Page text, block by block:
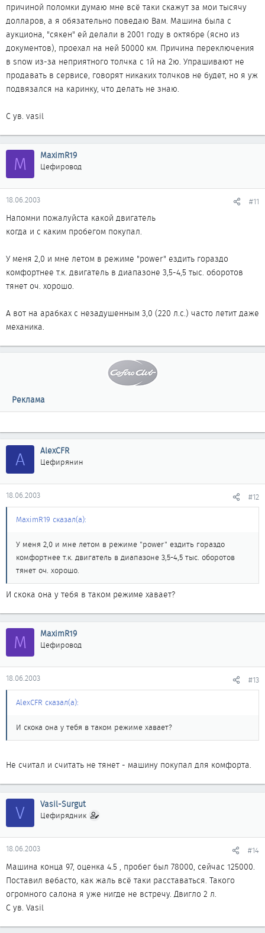
причиной поломки думаю мне всё таки скажут за мои тысячу
долларов, а я обязательно поведаю Вам. Машина была с
аукциона, "сякен" ей делали в 2001 году в октябре (ясно из
документов), проехал на ней 50000 км. Причина переключения
в snow из-за неприятного толчка с 1й на 2ю. Упрашивают не
продавать в сервисе, говорят никаких толчков не будет, но я уж
подвязался на каринку, что делать не знаю.
С ув. vasil
M MaximR19
Цефировод
18.06.2003 #11
Напомни пожалуйста какой двигатель
когда и с каким пробегом покупал.
У меня 2,0 и мне летом в режиме "power" ездить гораздо
комфортнее т.к. двигатель в диапазоне 3,5-4,5 тыс. оборотов
тянет оч. хорошо.
А вот на арабках с незадушенным 3,0 (220 л.с.) часто летит даже
механика.
Реклама
A AlexCFR
Цефирянин
18.06.2003 #12
MaximR19 сказал(а):
У меня 2,0 и мне летом в режиме "power" ездить гораздо
комфортнее т.к. двигатель в диапазоне 3,5-4,5 тыс. оборотов
тянет оч. хорошо.
И скока она у тебя в таком режиме хавает?
M MaximR19
Цефировод
18.06.2003 #13
AlexCFR сказал(а):
И скока она у тебя в таком режиме хавает?
Не считал и считать не тянет - машину покупал для комфорта.
V Vasil-Surgut
Цефирядник
18.06.2003 #14
Машина конца 97, оценка 4.5 , пробег был 78000, сейчас 125000.
Поставил вебасто, как жаль всё таки расставаться. Такого
огромного салона я уже нигде не встречу. Двигло 2 л.
С ув. Vasil